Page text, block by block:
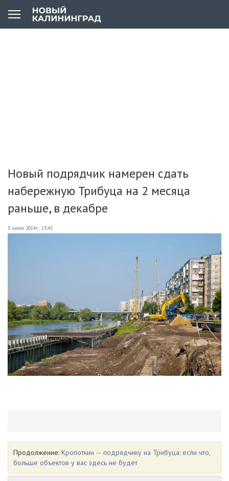
Новый подрядчик намерен сдать
набережную Трибуца на 2 месяца
раньше, в декабре
5 июня 2014г., 13:45
Продолжение: Кропоткин — подрядчику на Трибуца: если что,
больше объектов у вас здесь не будет